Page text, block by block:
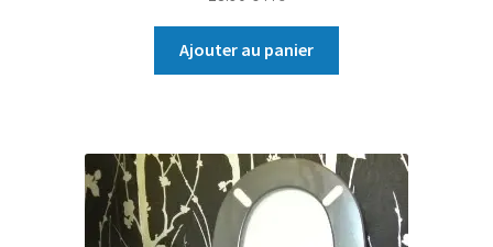
Ajouter au panier